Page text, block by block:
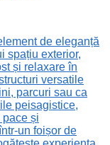
de eleganță
spațiu exterior,
și relaxare în
versatile
parcuri sau ca
peisagistice,
pace și
un foișor de